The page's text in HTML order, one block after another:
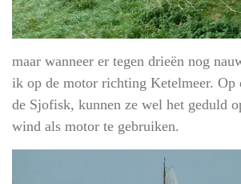
maar wanneer er tegen drieën nog
ik op de motor richting Ketelmeer.
de Sjofisk, kunnen ze wel het geduld
wind als motor te gebruiken.